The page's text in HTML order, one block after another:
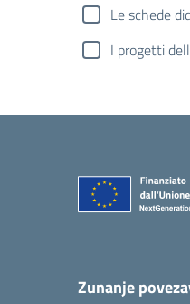
Le schede
I progetti
Zunanje